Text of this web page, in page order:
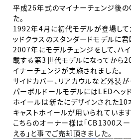
平成26年式のマイナーチェンジ後
た。
1992年4月に初代モデルが登場し
ッドクラスのスタンダードモデルに
2007年にモデルチェンジをして、ハ
載する第3世代モデルになってから
イナーチェンジが実施されました。
サイドカバー、リアカウルなど外装
パーボルドールモデルにはLEDヘッ
ホイールは新たにデザインされた10
キャストホイールが用いられています
こちらのオーナー様は「CB1300ス
える」と事でご売却頂きました。